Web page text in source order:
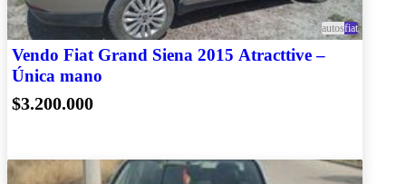
autosfiat
Vendo Fiat Grand Siena 2015 Atracttive –
Única mano
$3.200.000